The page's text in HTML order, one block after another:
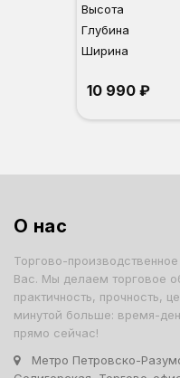
Высота
Глубина
Ширина
10 990 ₽
О нас
Торгово-
Вас. Мы делаем торговое
практичность, прочность,
минутой больше: время-
прямо сейчас!
Метро Петровско-